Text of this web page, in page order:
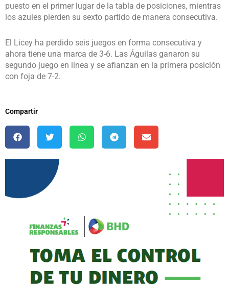
puesto en el primer lugar de la tabla de posiciones, mientras
los azules pierden su sexto partido de manera consecutiva.
El Licey ha perdido seis juegos en forma consecutiva y
ahora tiene una marca de 3-6. Las Águilas ganaron su
segundo juego en línea y se afianzan en la primera posición
con foja de 7-2.
Compartir